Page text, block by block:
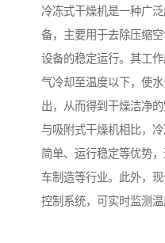
冷冻式干燥机是一种广
备，主要用于去除压缩
设备的稳定运行。其工
气冷却至温度以下，使
出，从而得到干燥洁净的
与吸附式干燥机相比，
简单、运行稳定等优势
车制造等行业。此外，
控制系统，可实时监测